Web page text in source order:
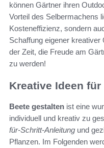
können Gärtner ihren
Vorteil des Selbermachens
Kosteneffizienz, sondern
Schaffung eigener kreativer
der Zeit, die Freude am
zu werden!
Kreative Ideen
Beete gestalten ist eine
individuell und kreativ zu
für-Schritt-Anleitung und
Pflanzen. Im Folgenden